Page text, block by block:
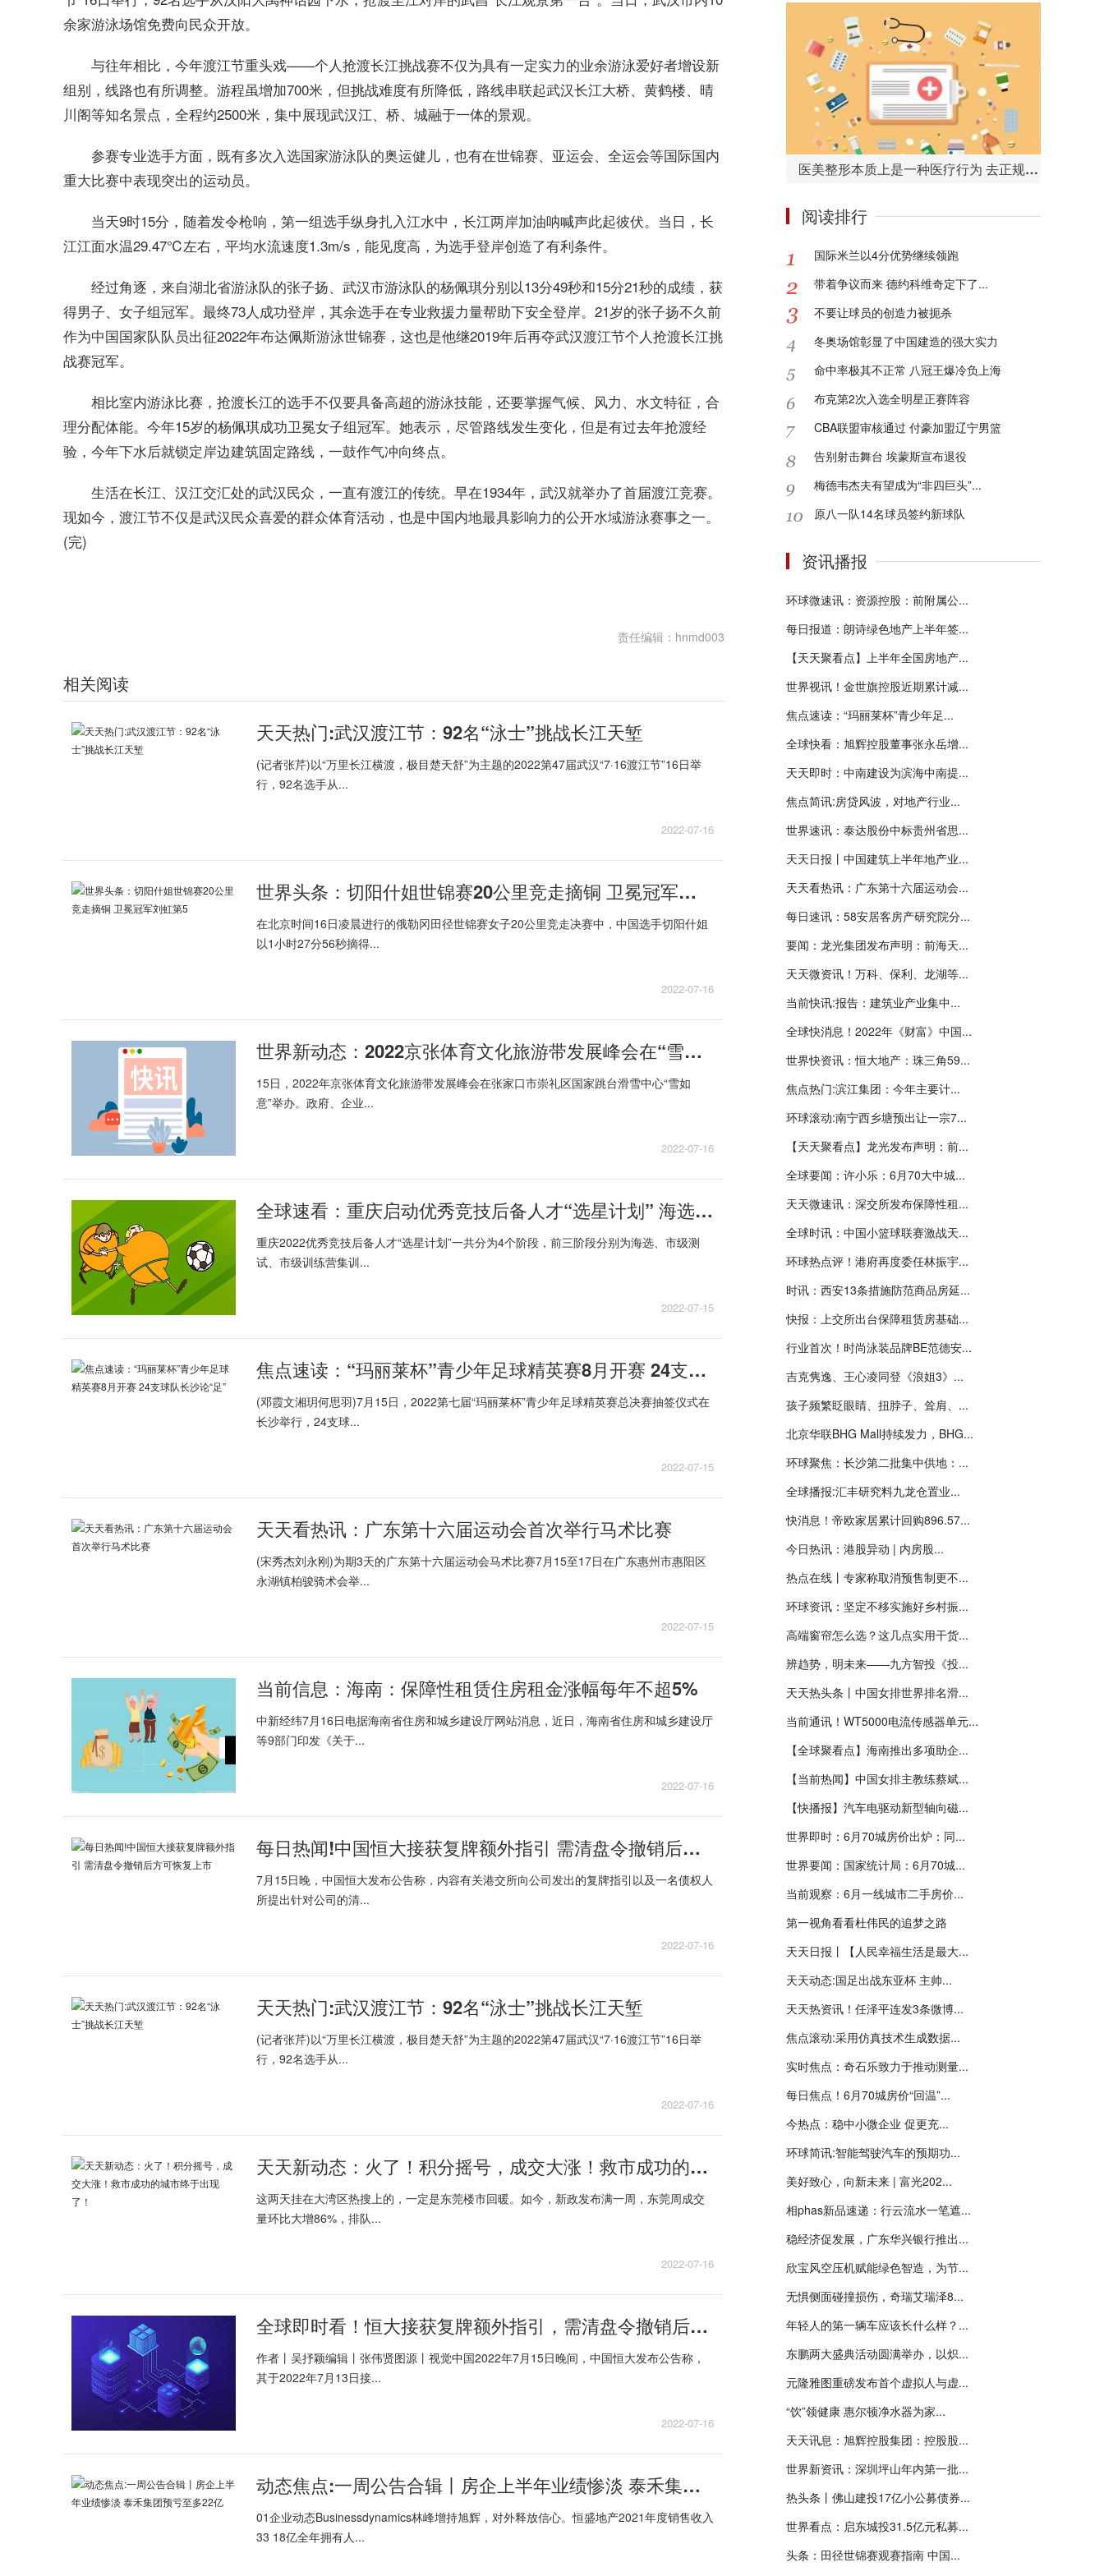
余家游泳场馆免费向民众开放。
与往年相比，今年渡江节重头戏——个人抢渡长江挑战赛不仅为具有一定实力的业余游泳爱好者增设新
组别，线路也有所调整。游程虽增加700米，但挑战难度有所降低，路线串联起武汉长江大桥、黄鹤楼、晴
川阁等知名景点，全程约2500米，集中展现武汉江、桥、城融于一体的景观。
参赛专业选手方面，既有多次入选国家游泳队的奥运健儿，也有在世锦赛、亚运会、全运会等国际国内
重大比赛中表现突出的运动员。
当天9时15分，随着发令枪响，第一组选手纵身扎入江水中，长江两岸加油呐喊声此起彼伏。当日，长
江江面水温29.47℃左右，平均水流速度1.3m/s，能见度高，为选手登岸创造了有利条件。
经过角逐，来自湖北省游泳队的张子扬、武汉市游泳队的杨佩琪分别以13分49秒和15分21秒的成绩，获
得男子、女子组冠军。最终73人成功登岸，其余选手在专业救援力量帮助下安全登岸。21岁的张子扬不久前
作为中国国家队队员出征2022年布达佩斯游泳世锦赛，这也是他继2019年后再夺武汉渡江节个人抢渡长江挑
战赛冠军。
相比室内游泳比赛，抢渡长江的选手不仅要具备高超的游泳技能，还要掌握气候、风力、水文特征，合
理分配体能。今年15岁的杨佩琪成功卫冕女子组冠军。她表示，尽管路线发生变化，但是有过去年抢渡经
验，今年下水后就锁定岸边建筑固定路线，一鼓作气冲向终点。
生活在长江、汉江交汇处的武汉民众，一直有渡江的传统。早在1934年，武汉就举办了首届渡江竞赛。
现如今，渡江节不仅是武汉民众喜爱的群众体育活动，也是中国内地最具影响力的公开水域游泳赛事之一。
(完)
责任编辑：hnmd003
相关阅读
天天热门:武汉渡江节：92名“泳士”挑战长江天堑
(记者张芹)以“万里长江横渡，极目楚天舒”为主题的2022第47届武汉“7·16渡江节”16日举
行，92名选手从...
2022-07-16
世界头条：切阳什姐世锦赛20公里竞走摘铜 卫冕冠军刘虹第5
在北京时间16日凌晨进行的俄勒冈田径世锦赛女子20公里竞走决赛中，中国选手切阳什姐
以1小时27分56秒摘得...
2022-07-16
世界新动态：2022京张体育文化旅游带发展峰会在“雪如意”举办
15日，2022年京张体育文化旅游带发展峰会在张家口市崇礼区国家跳台滑雪中心“雪如
意”举办。政府、企业...
2022-07-16
全球速看：重庆启动优秀竞技后备人才“选星计划” 海选竞技体育好苗子
重庆2022优秀竞技后备人才“选星计划”一共分为4个阶段，前三阶段分别为海选、市级测
试、市级训练营集训...
2022-07-15
焦点速读：“玛丽莱杯”青少年足球精英赛8月开赛 24支球队长沙论“足”
(邓霞文湘玥何思羽)7月15日，2022第七届“玛丽莱杯”青少年足球精英赛总决赛抽签仪式在
长沙举行，24支球...
2022-07-15
天天看热讯：广东第十六届运动会首次举行马术比赛
(宋秀杰刘永刚)为期3天的广东第十六届运动会马术比赛7月15至17日在广东惠州市惠阳区
永湖镇柏骏骑术会举...
2022-07-15
当前信息：海南：保障性租赁住房租金涨幅每年不超5%
中新经纬7月16日电据海南省住房和城乡建设厅网站消息，近日，海南省住房和城乡建设厅
等9部门印发《关于...
2022-07-16
每日热闻!中国恒大接获复牌额外指引 需清盘令撤销后方可恢复上市
7月15日晚，中国恒大发布公告称，内容有关港交所向公司发出的复牌指引以及一名债权人
所提出针对公司的清...
2022-07-16
天天热门:武汉渡江节：92名“泳士”挑战长江天堑
(记者张芹)以“万里长江横渡，极目楚天舒”为主题的2022第47届武汉“7·16渡江节”16日举
行，92名选手从...
2022-07-16
天天新动态：火了！积分摇号，成交大涨！救市成功的城市终于出现了！
这两天挂在大湾区热搜上的，一定是东莞楼市回暖。如今，新政发布满一周，东莞周成交
量环比大增86%，排队...
2022-07-16
全球即时看！恒大接获复牌额外指引，需清盘令撤销后方可恢复上市
作者丨吴抒颖编辑丨张伟贤图源丨视觉中国2022年7月15日晚间，中国恒大发布公告称，
其于2022年7月13日接...
2022-07-16
动态焦点:一周公告合辑丨房企上半年业绩惨淡 泰禾集团预亏至多22亿
01企业动态Businessdynamics林峰增持旭辉，对外释放信心。恒盛地产2021年度销售收入
33 18亿全年拥有人...
医美整形本质上是一种医疗行为 去正规的医院或者机构很重要
阅读排行
国际米兰以4分优势继续领跑
带着争议而来 德约科维奇定下了...
不要让球员的创造力被扼杀
冬奥场馆彰显了中国建造的强大实力
命中率极其不正常 八冠王爆冷负上海
布克第2次入选全明星正赛阵容
CBA联盟审核通过 付豪加盟辽宁男篮
告别射击舞台 埃蒙斯宣布退役
梅德韦杰夫有望成为“非四巨头”...
原八一队14名球员签约新球队
资讯播报
环球微速讯：资源控股：前附属公...
每日报道：朗诗绿色地产上半年签...
【天天聚看点】上半年全国房地产...
世界视讯！金世旗控股近期累计减...
焦点速读：“玛丽莱杯”青少年足...
全球快看：旭辉控股董事张永岳增...
天天即时：中南建设为滨海中南提...
焦点简讯:房贷风波，对地产行业...
世界速讯：泰达股份中标贵州省思...
天天日报丨中国建筑上半年地产业...
天天看热讯：广东第十六届运动会...
每日速讯：58安居客房产研究院分...
要闻：龙光集团发布声明：前海天...
天天微资讯！万科、保利、龙湖等...
当前快讯:报告：建筑业产业集中...
全球快消息！2022年《财富》中国...
世界快资讯：恒大地产：珠三角59...
焦点热门:滨江集团：今年主要计...
环球滚动:南宁西乡塘预出让一宗7...
【天天聚看点】龙光发布声明：前...
全球要闻：许小乐：6月70大中城...
天天微速讯：深交所发布保障性租...
全球时讯：中国小篮球联赛激战天...
环球热点评！港府再度委任林振宇...
时讯：西安13条措施防范商品房延...
快报：上交所出台保障租赁房基础...
行业首次！时尚泳装品牌BE范德安...
吉克隽逸、王心凌同登《浪姐3》...
孩子频繁眨眼睛、扭脖子、耸肩、...
北京华联BHG Mall持续发力，BHG...
环球聚焦：长沙第二批集中供地：...
全球播报:汇丰研究料九龙仓置业...
快消息！帝欧家居累计回购896.57...
今日热讯：港股异动 | 内房股...
热点在线丨专家称取消预售制更不...
环球资讯：坚定不移实施好乡村振...
高端窗帘怎么选？这几点实用干货...
辨趋势，明未来——九方智投《投...
天天热头条丨中国女排世界排名滑...
当前通讯！WT5000电流传感器单元...
【全球聚看点】海南推出多项助企...
【当前热闻】中国女排主教练蔡斌...
【快播报】汽车电驱动新型轴向磁...
世界即时：6月70城房价出炉：同...
世界要闻：国家统计局：6月70城...
当前观察：6月一线城市二手房价...
第一视角看看杜伟民的追梦之路
天天日报丨【人民幸福生活是最大...
天天动态:国足出战东亚杯 主帅...
天天热资讯！任泽平连发3条微博...
焦点滚动:采用仿真技术生成数据...
实时焦点：奇石乐致力于推动测量...
每日焦点！6月70城房价“回温”...
今热点：稳中小微企业 促更充...
环球简讯:智能驾驶汽车的预期功...
美好致心，向新未来 | 富光202...
相phas新品速递：行云流水一笔遮...
稳经济促发展，广东华兴银行推出...
欣宝风空压机赋能绿色智造，为节...
无惧侧面碰撞损伤，奇瑞艾瑞泽8...
年轻人的第一辆车应该长什么样？...
东鹏两大盛典活动圆满举办，以炽...
元隆雅图重磅发布首个虚拟人与虚...
“饮”领健康 惠尔顿净水器为家...
天天讯息：旭辉控股集团：控股股...
世界新资讯：深圳坪山年内第一批...
热头条丨佛山建投17亿小公募债券...
世界看点：启东城投31.5亿元私募...
头条：田径世锦赛观赛指南 中国...